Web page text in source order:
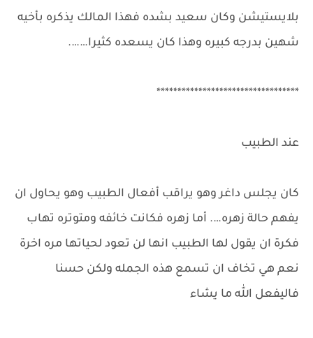
بلايستيشن وكان سعيد بشده فهذا المالك يذكره بأخيه
شهين بدرجه كبيره وهذا كان يسعده كثيرا…….
**********************************
عند الطبيب
كان يجلس داغر وهو يراقب أفعال الطبيب وهو يحاول ان
يفهم حالة زهره…. أما زهره فكانت خائفه ومتوتره تهاب
فكرة ان يقول لها الطبيب انها لن تعود لحياتها مره اخرة
نعم هي تخاف ان تسمع هذه الجمله ولكن حسنا
فاليفعل الله ما يشاء